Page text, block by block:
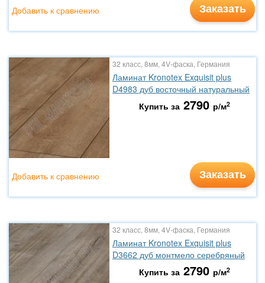
Заказать
Добавить к сравнению
32 класс, 8мм, 4V-фаска, Германия
Ламинат Kronotex Exquisit plus
D4983 дуб восточный натуральный
Купить за 2790 р/м2
Заказать
Добавить к сравнению
32 класс, 8мм, 4V-фаска, Германия
Ламинат Kronotex Exquisit plus
D3662 дуб монтмело серебряный
Купить за 2790 р/м2